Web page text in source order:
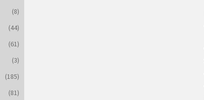
(8)
(44)
(61)
(3)
(185)
(81)